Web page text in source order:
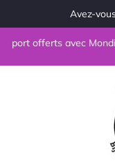
Avez-
port offerts avec